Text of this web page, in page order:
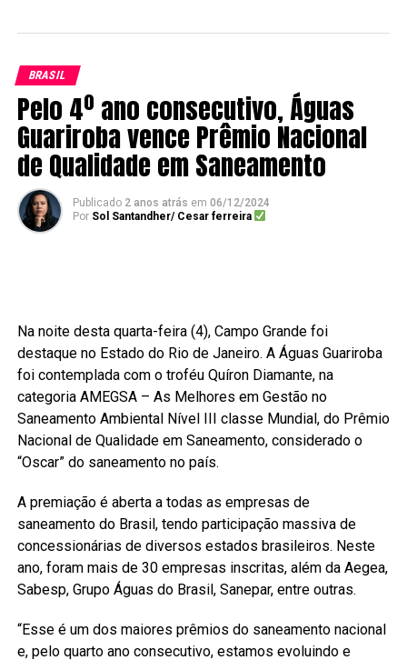
BRASIL
Pelo 4º ano consecutivo, Águas
Guariroba vence Prêmio Nacional
de Qualidade em Saneamento
Publicado 2 anos atrás em 06/12/2024
Por Sol Santandher/ Cesar ferreira
Na noite desta quarta-feira (4), Campo Grande foi
destaque no Estado do Rio de Janeiro. A Águas Guariroba
foi contemplada com o troféu Quíron Diamante, na
categoria AMEGSA – As Melhores em Gestão no
Saneamento Ambiental Nível III classe Mundial, do Prêmio
Nacional de Qualidade em Saneamento, considerado o
“Oscar” do saneamento no país.
A premiação é aberta a todas as empresas de
saneamento do Brasil, tendo participação massiva de
concessionárias de diversos estados brasileiros. Neste
ano, foram mais de 30 empresas inscritas, além da Aegea,
Sabesp, Grupo Águas do Brasil, Sanepar, entre outras.
“Esse é um dos maiores prêmios do saneamento nacional
e, pelo quarto ano consecutivo, estamos evoluindo e